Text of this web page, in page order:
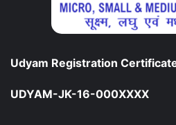
Udyam Registration
UDYAM-JK-16-000XXXX